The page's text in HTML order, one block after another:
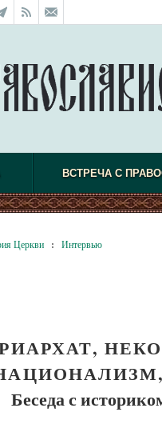
ВСТРЕЧА С
Церкви : Интервью
Беседа с